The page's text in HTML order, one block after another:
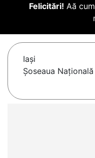
Felicitări! Aă
Iaşi
Șoseaua